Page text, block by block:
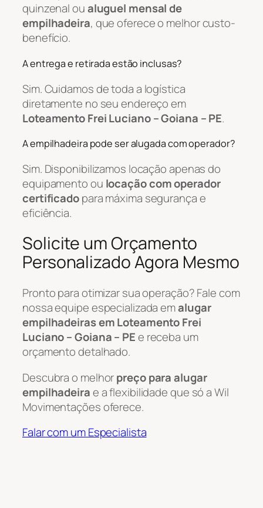
quinzenal oualuguel mensal de
empilhadeira, que oferece o melhor custo-
benefício.
A entrega e retirada estão inclusas?
Sim. Cuidamos de toda a logística
diretamente no seu endereço em
Loteamento Frei Luciano – Goiana – PE.
A empilhadeira pode ser alugada com operador?
Sim. Disponibilizamos locação apenas do
equipamento ou locação com operador
certificadopara máxima segurança e
eficiência.
Solicite um Orçamento
Personalizado Agora Mesmo
Pronto para otimizar sua operação? Fale com
nossa equipe especializada emalugar
empilhadeiras em Loteamento Frei
Luciano – Goiana – PEe receba um
orçamento detalhado.
Descubra o melhorpreço para alugar
empilhadeirae a flexibilidade que só a Wil
Movimentações oferece.
Falar com um Especialista